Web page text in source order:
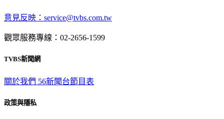
意見反映：service@tvbs.com.tw
觀眾服務專線：02-2656-1599
TVBS新聞網
關於我們 56新聞台節目表
政策與隱私